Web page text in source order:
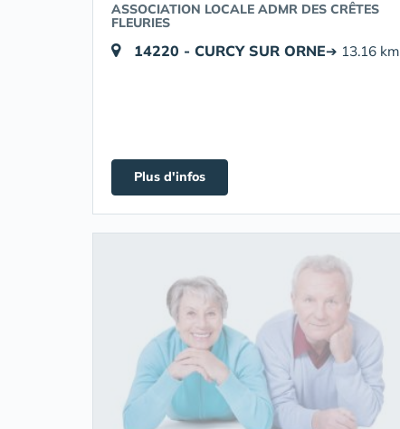
ASSOCIATION LOCALE ADMR DES CRÊTES
FLEURIES
14220 - CURCY SUR ORNE➔ 13.16 km
Plus d'infos